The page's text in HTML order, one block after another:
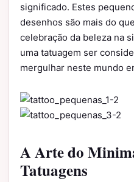
significado. Estes
desenhos são mais do
celebração da beleza na
uma tatuagem ser
mergulhar neste mundo
A Arte do
Tatuagens